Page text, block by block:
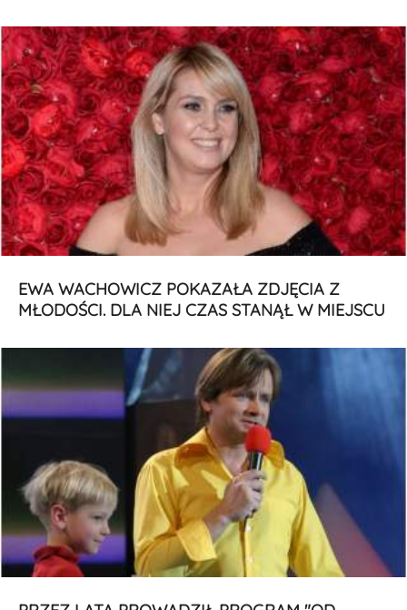
EWA WACHOWICZ POKAZAŁA ZDJĘCIA Z
MŁODOŚCI. DLA NIEJ CZAS STANĄŁ W MIEJSCU